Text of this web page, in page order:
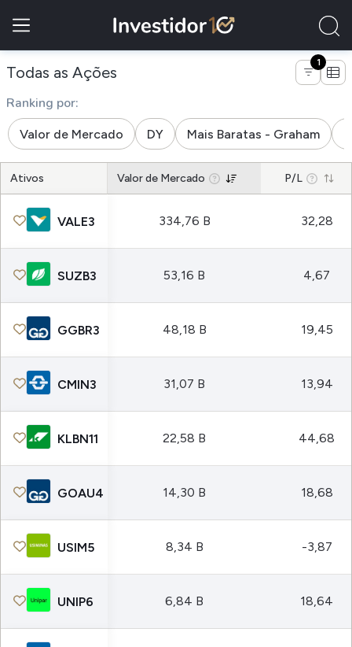
Todas as Ações de empresas do setor materiais
1
Ranking por:
Valor de Mercado DY Mais Baratas - Graham
Ativos Valor de Mercado P/L
VALE3 334,76 B 32,28
SUZB3 53,16 B 4,67
GGBR3 48,18 B 19,45
CMIN3 31,07 B 13,94
KLBN11 22,58 B 44,68
GOAU4 14,30 B 18,68
USIM5 8,34 B -3,87
UNIP6 6,84 B 18,64